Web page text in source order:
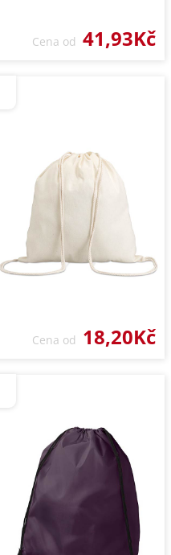
Cena od 41,93Kč
Cena od 18,20Kč